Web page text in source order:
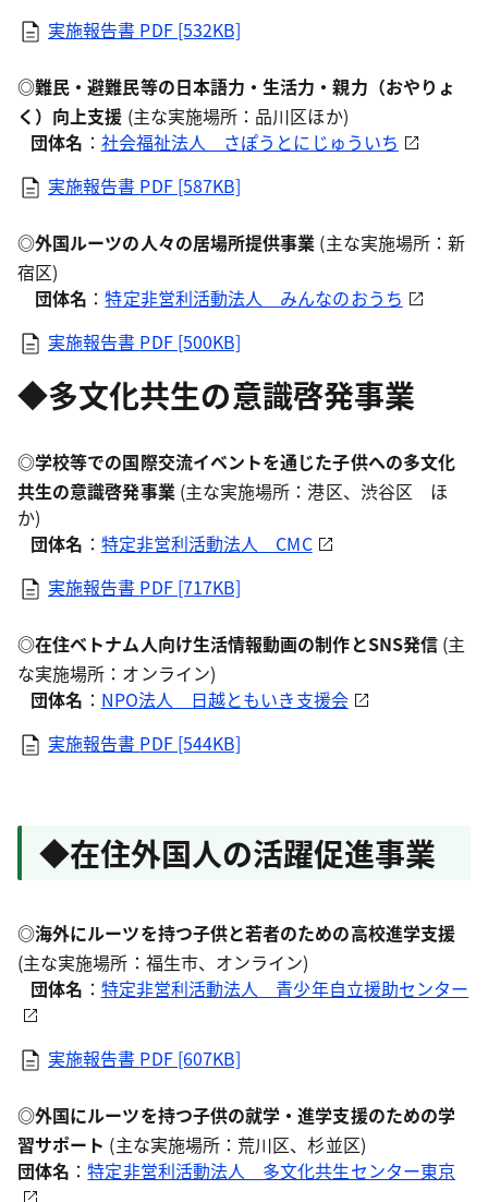
実施報告書 PDF [532KB]
◎難民・避難民等の日本語力・生活力・親力（おやりょ
く）向上支援 (主な実施場所：品川区ほか)
団体名 ： 社会福祉法人 さぽうとにじゅういち
実施報告書 PDF [587KB]
◎外国ルーツの人々の居場所提供事業 (主な実施場所：新
宿区)
団体名 ：特定非営利活動法人 みんなのおうち
実施報告書 PDF [500KB]
◆多文化共生の意識啓発事業
◎学校等での国際交流イベントを通じた子供への多文化
共生の意識啓発事業 (主な実施場所：港区、渋谷区 ほ
か)
団体名 ： 特定非営利活動法人 CMC
実施報告書 PDF [717KB]
◎在住ベトナム人向け生活情報動画の制作とSNS発信 (主
な実施場所：オンライン)
団体名 ： NPO法人 日越ともいき支援会
実施報告書 PDF [544KB]
◆在住外国人の活躍促進事業
◎海外にルーツを持つ子供と若者のための高校進学支援
(主な実施場所：福生市、オンライン)
団体名 ： 特定非営利活動法人 青少年自立援助センター
実施報告書 PDF [607KB]
◎外国にルーツを持つ子供の就学・進学支援のための学
習サポート (主な実施場所：荒川区、杉並区)
団体名 ：特定非営利活動法人 多文化共生センター東京